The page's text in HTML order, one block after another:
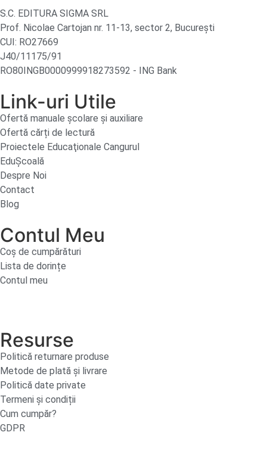
S.C. EDITURA SIGMA SRL
Prof. Nicolae Cartojan nr. 11-13, sector 2, București
CUI: RO27669
J40/11175/91
RO80INGB0000999918273592 - ING Bank
Link-uri Utile
Ofertă manuale şcolare şi auxiliare
Ofertă cărți de lectură
Proiectele Educaţionale Cangurul
EduȘcoală
Despre Noi
Contact
Blog
Contul Meu
Coș de cumpărături
Lista de dorințe
Contul meu
Resurse
Politică returnare produse
Metode de plată și livrare
Politică date private
Termeni și condiții
Cum cumpăr?
GDPR